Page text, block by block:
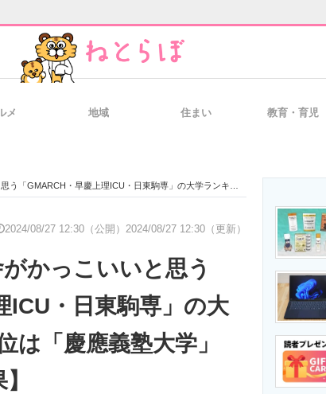
経営リーダーのコミュニティ
IT製品の技術・比較・事例 製造業のIT導入・活用を支援
エネルギーの専門メディア
メ 地域 住まい 教育・育児
理ICU・日東駒専」の大学ランキング！ 第1位は「慶應義塾大学」【2023年最新調査結果】
2024/08/27 12:30（公開） 2024/08/27 12:30（更新）
がかっこいいと思う
ICU・日東駒専」の大
「慶應義塾大学」